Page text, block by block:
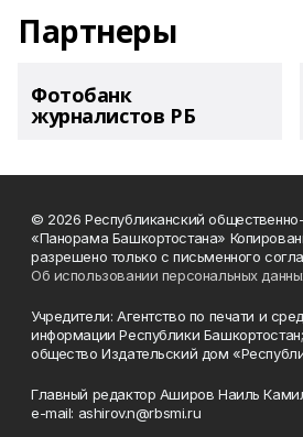
Партнеры
Фотобанк
журналистов РБ
© 2026 Республиканский
«Панорама Башкортостана»
разрешено только с письменного
Об использовании персональных
Учредители: Агентство по печати и
информации Республики
общество Издательский дом
Главный редактор Аширов Наиль
e-mail: ashirov.n@rbsmi.ru